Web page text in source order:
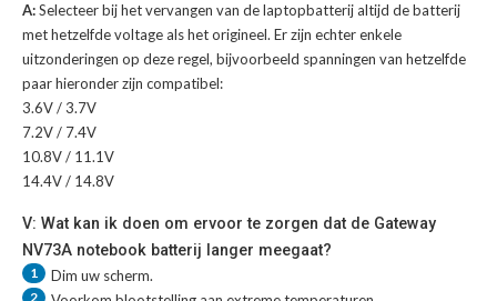
A:Selecteer bij het vervangen van de laptopbatterij altijd de batterij
met hetzelfde voltage als het origineel. Er zijn echter enkele
uitzonderingen op deze regel, bijvoorbeeld spanningen van hetzelfde
paar hieronder zijn compatibel:
3.6V / 3.7V
7.2V / 7.4V
10.8V / 11.1V
14.4V / 14.8V
V: Wat kan ik doen om ervoor te zorgen dat de Gateway
NV73A notebook batterij langer meegaat?
1 Dim uw scherm.
2